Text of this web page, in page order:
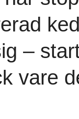
–
vare